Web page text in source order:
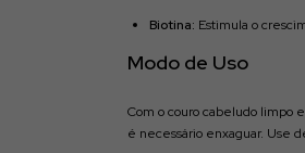
Biotina: Estimula o
Modo de Uso
Com o couro cabeludo limpo
é necessário enxaguar. Use